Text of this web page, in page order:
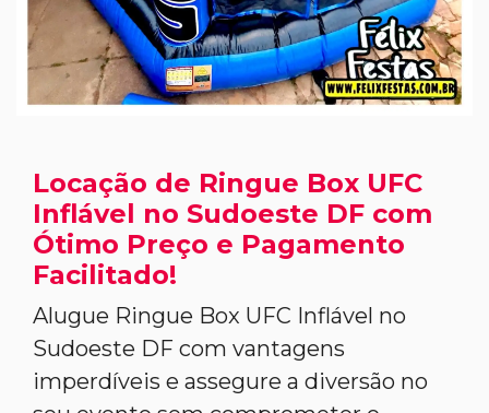
Locação de Ringue Box UFC
Inflável no Sudoeste DF com
Ótimo Preço e Pagamento
Facilitado!
Alugue Ringue Box UFC Inflável no
Sudoeste DF com vantagens
imperdíveis e assegure a diversão no